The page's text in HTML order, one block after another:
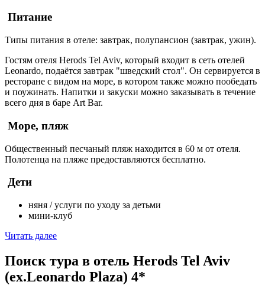
Питание
Типы питания в отеле: завтрак, полупансион (завтрак, ужин).
Гостям отеля Herods Tel Aviv, который входит в сеть отелей
Leonardo, подаётся завтрак "шведский стол". Он сервируется в
ресторане с видом на море, в котором также можно пообедать
и поужинать. Напитки и закуски можно заказывать в течение
всего дня в баре Art Bar.
Море, пляж
Общественный песчаный пляж находится в 60 м от отеля.
Полотенца на пляже предоставляются бесплатно.
Дети
няня / услуги по уходу за детьми
мини-клуб
Читать далее
Поиск тура в отель Herods Tel Aviv
(ex.Leonardo Plaza) 4*